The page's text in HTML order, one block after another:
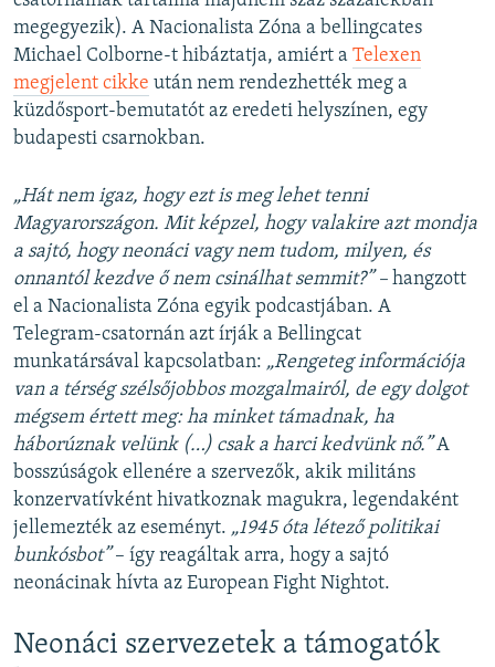
megegyezik). A Nacionalista Zóna a bellingcates
Michael Colborne-t hibáztatja, amiért a Telexen
megjelent cikke után nem rendezhették meg a
küzdősport-bemutatót az eredeti helyszínen, egy
budapesti csarnokban.
„Hát nem igaz, hogy ezt is meg lehet tenni
Magyarországon. Mit képzel, hogy valakire azt mondja
a sajtó, hogy neonáci vagy nem tudom, milyen, és
onnantól kezdve ő nem csinálhat semmit?” – hangzott
el a Nacionalista Zóna egyik podcastjában. A
Telegram-csatornán azt írják a Bellingcat
munkatársával kapcsolatban: „Rengeteg információja
van a térség szélsőjobbos mozgalmairól, de egy dolgot
mégsem értett meg: ha minket támadnak, ha
háborúznak velünk (…) csak a harci kedvünk nő.”A
bosszúságok ellenére a szervezők, akik militáns
konzervatívként hivatkoznak magukra, legendaként
jellemezték az eseményt. „1945 óta létező politikai
bunkósbot” – így reagáltak arra, hogy a sajtó
neonácinak hívta az European Fight Nightot.
Neonáci szervezetek a támogatók